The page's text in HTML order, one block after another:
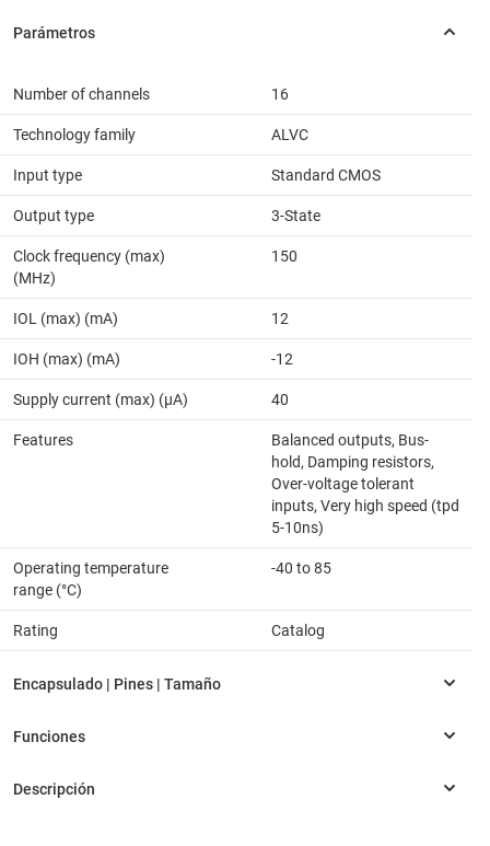
Number of channels 16
Technology family ALVC
Input type Standard CMOS
Output type 3-State
Clock frequency (max)
(MHz)
150
IOL (max) (mA) 12
IOH (max) (mA) -12
Supply current (max) (µA) 40
Features
Balanced outputs, Bus-
hold, Damping resistors,
Over-voltage tolerant
inputs, Very high speed (tpd
5-10ns)
Operating temperature
range (°C)
-40 to 85
Rating Catalog